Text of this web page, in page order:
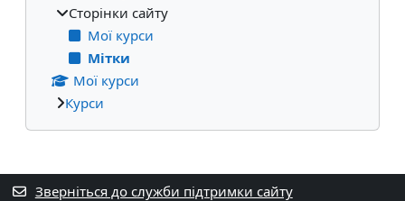
Сторінки сайту
Мої курси
Мітки
Мої курси
Курси
Додаткові блоки
Зверніться до служби підтримки сайту